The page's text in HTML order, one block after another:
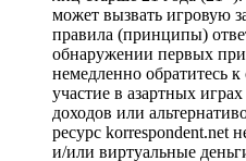
может вызвать игровую
правила (принципы)
обнаружении первых
немедленно обратитесь
участие в азартных
доходов или
ресурс korrespondent.net
и/или виртуальные